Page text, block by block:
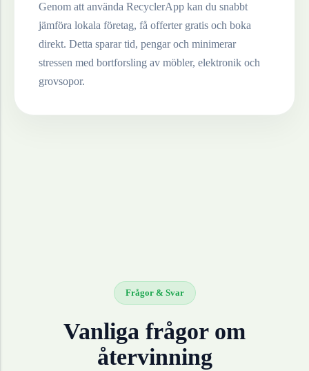
Genom att använda RecyclerApp kan du snabbt
jämföra lokala företag, få offerter gratis och boka
direkt. Detta sparar tid, pengar och minimerar
stressen med bortforsling av möbler, elektronik och
grovsopor.
Frågor & Svar
Vanliga frågor om
återvinning